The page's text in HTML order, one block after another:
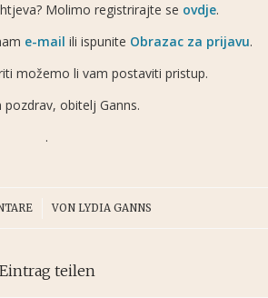
Molimo registrirajte se ovdje.
e-mail ili ispunite Obrazac za prijavu.
možemo li vam postaviti pristup.
pozdrav, obitelj Ganns.
.
VON LYDIA GANNS
Eintrag teilen